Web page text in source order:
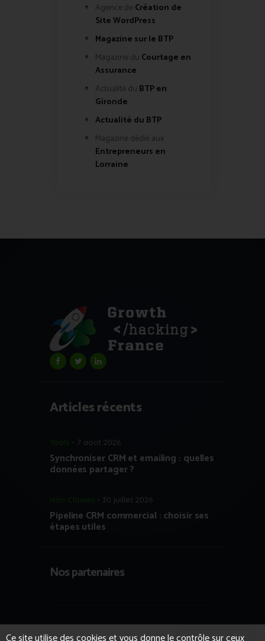
Agence de Création de
Site WordPress
Magazine sur le BTP
Magazine du Courtage en
Assurance
Actualité du BTP en
Gironde
Actualité du BTP
Magazine dédié aux
Entrepreneurs en
Lorraine
Articles récents
Tools 7 août 2026
Synchroniser CRM et emailing : quelles
données partager ?
Non Classés 30 juillet 2026
Pipeline CRM commercial : choisir ses
étapes utiles
Nos partenaires
Copyright © 2023 Growth Hacking France